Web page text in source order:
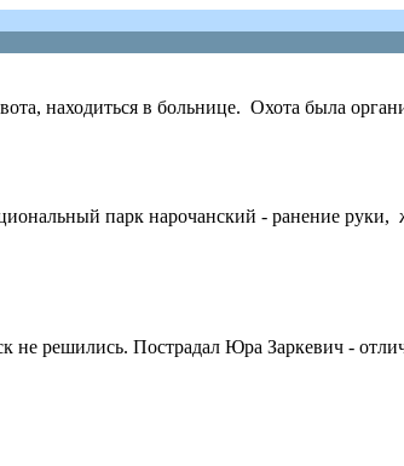
находиться в больнице. Охота была
парк нарочанский - ранение руки,
не решились. Пострадал Юра Заркевич -